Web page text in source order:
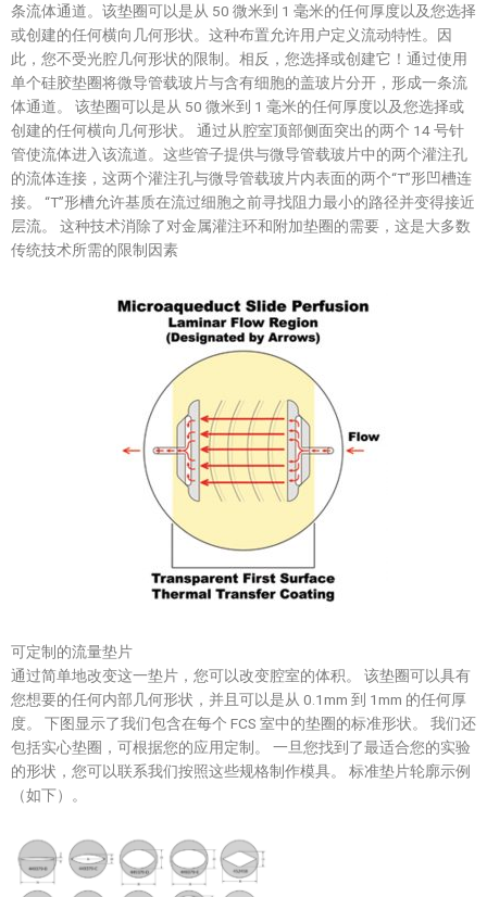
条流体通道。该垫圈可以是从 50 微米到 1 毫米的任何厚度以及您选择
或创建的任何横向几何形状。这种布置允许用户定义流动特性。因
此，您不受光腔几何形状的限制。相反，您选择或创建它！通过使用
单个硅胶垫圈将微导管载玻片与含有细胞的盖玻片分开，形成一条流
体通道。 该垫圈可以是从 50 微米到 1 毫米的任何厚度以及您选择或
创建的任何横向几何形状。 通过从腔室顶部侧面突出的两个 14 号针
管使流体进入该流道。这些管子提供与微导管载玻片中的两个灌注孔
的流体连接，这两个灌注孔与微导管载玻片内表面的两个“T”形凹槽连
接。 “T”形槽允许基质在流过细胞之前寻找阻力最小的路径并变得接近
层流。 这种技术消除了对金属灌注环和附加垫圈的需要，这是大多数
传统技术所需的限制因素
可定制的流量垫片
通过简单地改变这一垫片，您可以改变腔室的体积。 该垫圈可以具有
您想要的任何内部几何形状，并且可以是从 0.1mm 到 1mm 的任何厚
度。 下图显示了我们包含在每个 FCS 室中的垫圈的标准形状。 我们还
包括实心垫圈，可根据您的应用定制。 一旦您找到了最适合您的实验
的形状，您可以联系我们按照这些规格制作模具。 标准垫片轮廓示例
（如下）。